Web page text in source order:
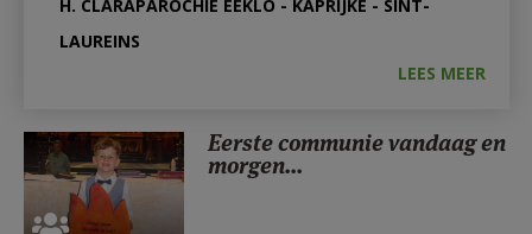
H. CLARAPAROCHIE EEKLO - KAPRIJKE - SINT-
LAUREINS
LEES MEER
Eerste communie vandaag en
morgen...